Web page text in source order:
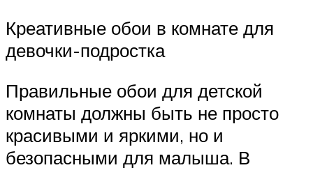
Креативные обои в комнате для
девочки-подростка
Правильные обои для детской
комнаты должны быть не просто
красивыми и яркими, но и
безопасными для малыша. В